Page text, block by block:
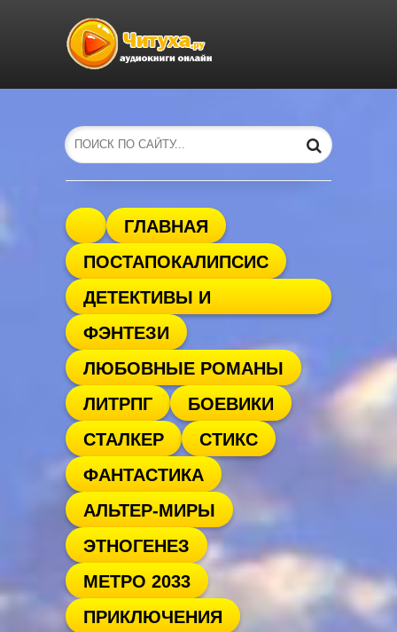
ГЛАВНАЯ
ПОСТАПОКАЛИПСИС
ДЕТЕКТИВЫ И
ТРИЛЛЕРЫ
ФЭНТЕЗИ
ЛЮБОВНЫЕ РОМАНЫ
ЛИТРПГ
БОЕВИКИ
СТАЛКЕР
СТИКС
ФАНТАСТИКА
АЛЬТЕР-МИРЫ
ЭТНОГЕНЕЗ
МЕТРО 2033
ПРИКЛЮЧЕНИЯ